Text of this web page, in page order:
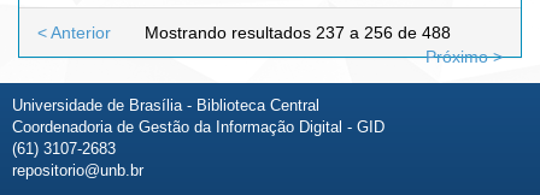
Mostrando resultados 237 a 256 de 488
< Anterior
Próximo >
Universidade de Brasília - Biblioteca Central
Coordenadoria de Gestão da Informação Digital - GID
(61) 3107-2683
repositorio@unb.br